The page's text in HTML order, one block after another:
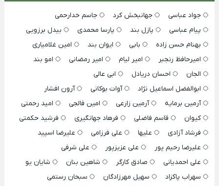
جواد عباسی جهانبخش کرد
جاسم خدارحمی
پیام عباسی
پازل بند پارسا محمدی
بیدل برزویی
بهنام حسن زاده
بابی ایوان بند
امین غلامیاری
امیرحافظ رنجبر
امیر لیام امیر رمضانی
امو بند
الجان
احسان دریادل
ابی عالی
ابوالفضل اسماعیل نژاد
آوات بوکانی
آرون افشار
آرمین برمایه
آرمین زارعی امین فالجی
امید رحمتی
کیوان
قاسم فاضلی فرهاد جهانگیری
فرشید حکمتی
فرشاد آزادی
علیها علی فرزامی
علیرضا اسپید
علیرضا رحیم پور
علی عزیزپور
علی شرفی
علی احمدیانی
صادق کارگر شاهین بنان
شایان یو
سهراب پاکزاد
سهیل مهرزادگان
سبحان رستمی